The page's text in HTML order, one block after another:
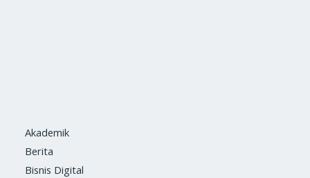
Akademik
Berita
Bisnis Digital